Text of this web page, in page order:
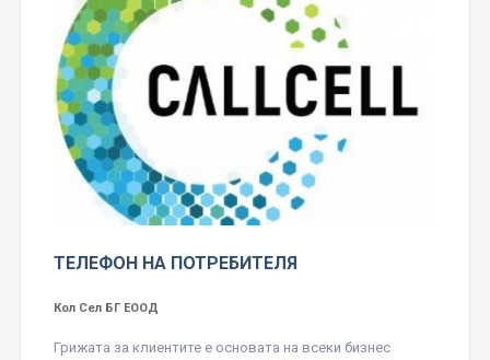
ТЕЛЕФОН НА ПОТРЕБИТЕЛЯ
Кол Сел БГ ЕООД
Грижата за клиентите е основата на всеки бизнес